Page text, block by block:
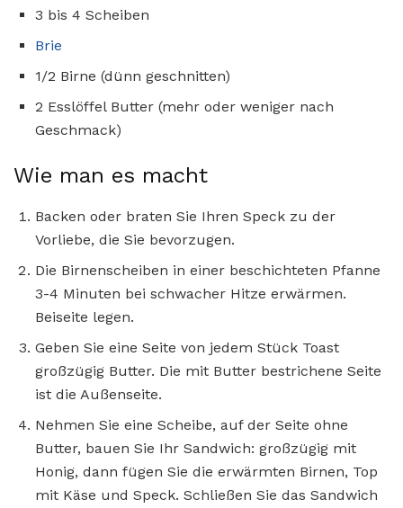
3 bis 4 Scheiben
Brie
1/2 Birne (dünn geschnitten)
2 Esslöffel Butter (mehr oder weniger nach
Geschmack)
Wie man es macht
Backen oder braten Sie Ihren Speck zu der
Vorliebe, die Sie bevorzugen.
Die Birnenscheiben in einer beschichteten Pfanne
3-4 Minuten bei schwacher Hitze erwärmen.
Beiseite legen.
Geben Sie eine Seite von jedem Stück Toast
großzügig Butter. Die mit Butter bestrichene Seite
ist die Außenseite.
Nehmen Sie eine Scheibe, auf der Seite ohne
Butter, bauen Sie Ihr Sandwich: großzügig mit
Honig, dann fügen Sie die erwärmten Birnen, Top
mit Käse und Speck. Schließen Sie das Sandwich